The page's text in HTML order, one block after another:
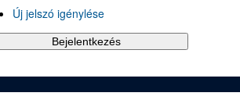
Új jelszó igénylése